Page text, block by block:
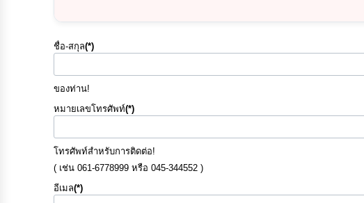
ชื่อ-สกุล(*)
ของท่าน!
หมายเลขโทรศัพท์(*)
โทรศัพท์สำหรับการติดต่อ!
( เช่น 061-6778999 หรือ 045-344552 )
อีเมล(*)